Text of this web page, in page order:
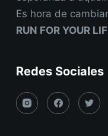
Es hora de
RUN FOR YOUR
Redes Sociales